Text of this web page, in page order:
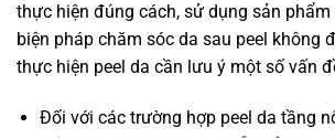
thực hiện đúng cách, sử dụng sản
biện pháp chăm sóc da sau peel không
thực hiện peel da cần lưu ý một số vấn
Đối với các trường hợp peel da tầng